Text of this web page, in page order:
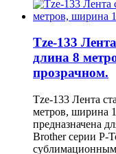
Tze-133
длина 8
прозрачном.
Tze-133 Лента
метров, ширина
предназначена
Brother серии P-